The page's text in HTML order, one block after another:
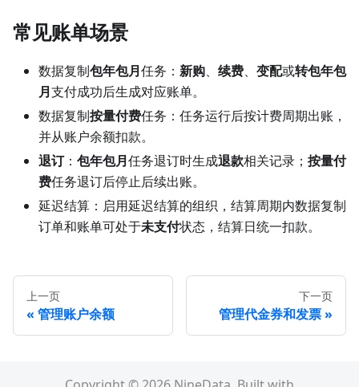
常见账单场景
数据复制包年包月任务： 新购、 续费、 变配或转包年包
月支付成功后生成对应账单。
数据复制按量付费任务：任务运行后按计费周期出账，
并从账户余额扣款。
退订： 包年包月任务退订时生成退款相关记录； 按量付
费任务退订后停止后续出账。
延迟结算：启用延迟结算的组织，结算周期内数据复制
订单和账单可处于未支付状态，结算日统一扣款。
上一页
管理账户余额
下一页
管理代金券和发票